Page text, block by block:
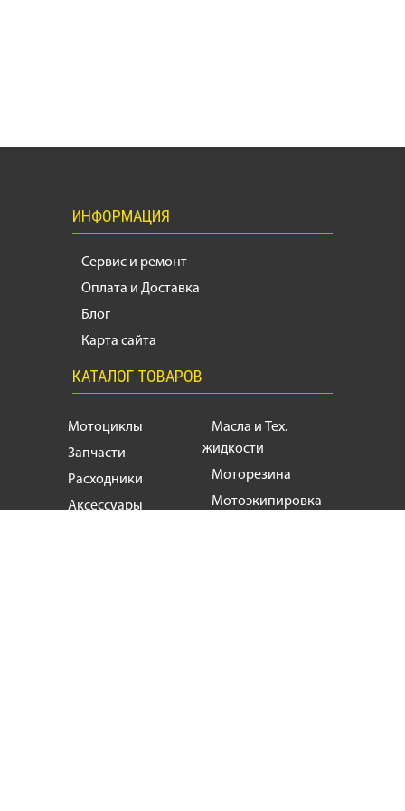
ИНФОРМАЦИЯ
Сервис и ремонт
Оплата и Доставка
Блог
Карта сайта
КАТАЛОГ ТОВАРОВ
Мотоциклы
Запчасти
Расходники
Аксессуары
Масла и Тех.
жидкости
Моторезина
Мотоэкипировка